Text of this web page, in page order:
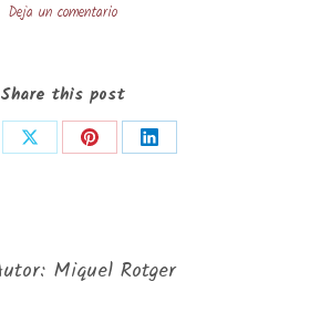
Deja un comentario
Share this post
Share
Share
Share
Miquel Rotger